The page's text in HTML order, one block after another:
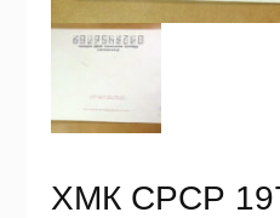
ХМК СРСР